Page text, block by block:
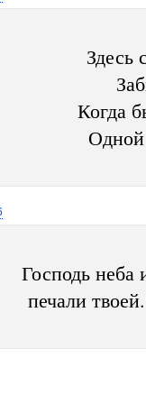
Здесь
Когда
Господь неба
печали